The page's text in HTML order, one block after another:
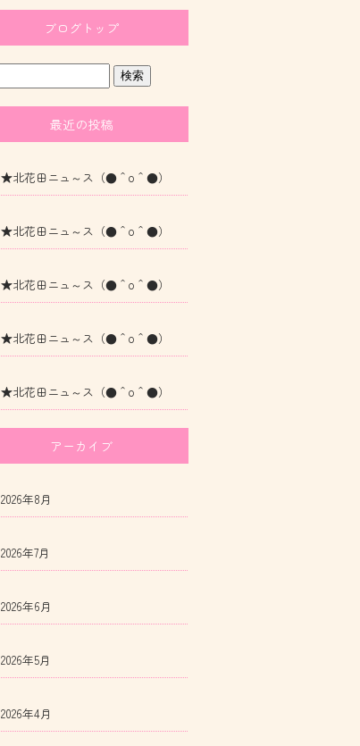
ブログトップ
最近の投稿
★北花田ニュ～ス（●＾o＾●）
★北花田ニュ～ス（●＾o＾●）
★北花田ニュ～ス（●＾o＾●）
★北花田ニュ～ス（●＾o＾●）
★北花田ニュ～ス（●＾o＾●）
アーカイブ
2026年8月
2026年7月
2026年6月
2026年5月
2026年4月